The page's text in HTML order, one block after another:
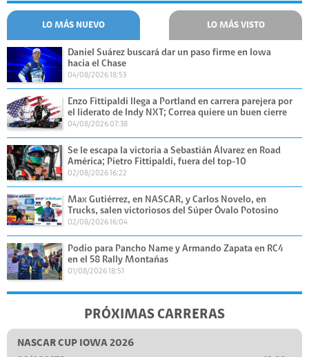
LO MÁS NUEVO LO MÁS VISTO
Daniel Suárez buscará dar un paso firme en Iowa
hacia el Chase
04/08/2026 18:53
Enzo Fittipaldi llega a Portland en carrera parejera por
el liderato de Indy NXT; Correa quiere un buen cierre
04/08/2026 07:38
Se le escapa la victoria a Sebastián Álvarez en Road
América; Pietro Fittipaldi, fuera del top-10
02/08/2026 16:22
Max Gutiérrez, en NASCAR, y Carlos Novelo, en
Trucks, salen victoriosos del Súper Óvalo Potosino
02/08/2026 16:04
Podio para Pancho Name y Armando Zapata en RC4
en el 58 Rally Montañas
01/08/2026 18:51
PRÓXIMAS CARRERAS
NASCAR CUP IOWA 2026